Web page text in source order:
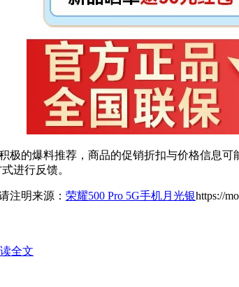
极的爆料推荐，商品的促销折扣与价格信息
进行反馈。
注明来源： 荣耀500 Pro 5G手机月光银https://
全文